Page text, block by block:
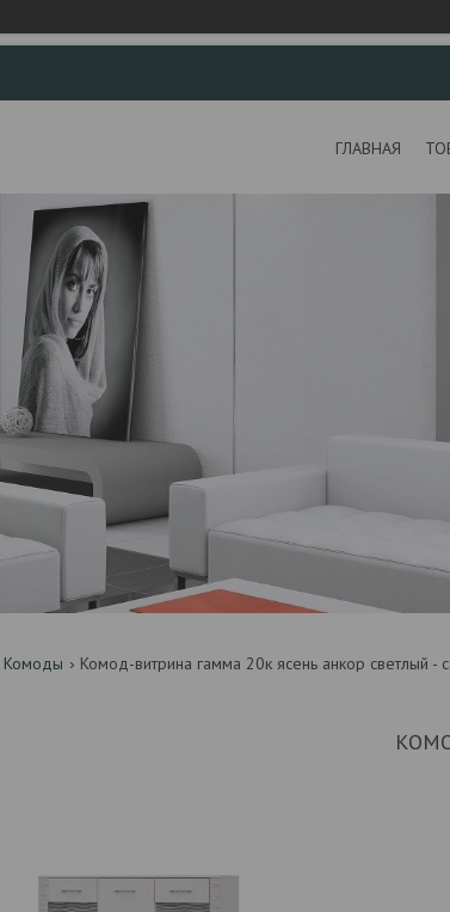
ГЛАВНАЯ
Комоды Комод-витрина гамма 20к ясень анкор светлый -